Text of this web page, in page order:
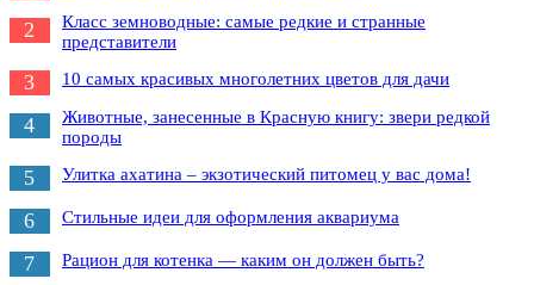
2
Класс земноводные: самые редкие и странные
представители
3 10 самых красивых многолетних цветов для дачи
4
Животные, занесенные в Красную книгу: звери редкой
породы
5 Улитка ахатина – экзотический питомец у вас дома!
6 Стильные идеи для оформления аквариума
7 Рацион для котенка — каким он должен быть?